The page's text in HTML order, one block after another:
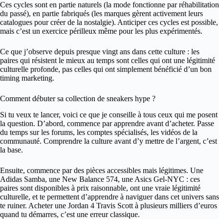
Ces cycles sont en partie naturels (la mode fonctionne par réhabilitation
du passé), en partie fabriqués (les marques gèrent activement leurs
catalogues pour créer de la nostalgie). Anticiper ces cycles est possible,
mais c’est un exercice périlleux même pour les plus expérimentés.
Ce que j’observe depuis presque vingt ans dans cette culture : les
paires qui résistent le mieux au temps sont celles qui ont une légitimité
culturelle profonde, pas celles qui ont simplement bénéficié d’un bon
timing marketing.
Comment débuter sa collection de sneakers hype ?
Si tu veux te lancer, voici ce que je conseille à tous ceux qui me posent
la question. D’abord, commence par apprendre avant d’acheter. Passe
du temps sur les forums, les comptes spécialisés, les vidéos de la
communauté. Comprendre la culture avant d’y mettre de l’argent, c’est
la base.
Ensuite, commence par des pièces accessibles mais légitimes. Une
Adidas Samba, une New Balance 574, une Asics Gel-NYC : ces
paires sont disponibles à prix raisonnable, ont une vraie légitimité
culturelle, et te permettent d’apprendre à naviguer dans cet univers sans
te ruiner. Acheter une Jordan 4 Travis Scott à plusieurs milliers d’euros
quand tu démarres, c’est une erreur classique.